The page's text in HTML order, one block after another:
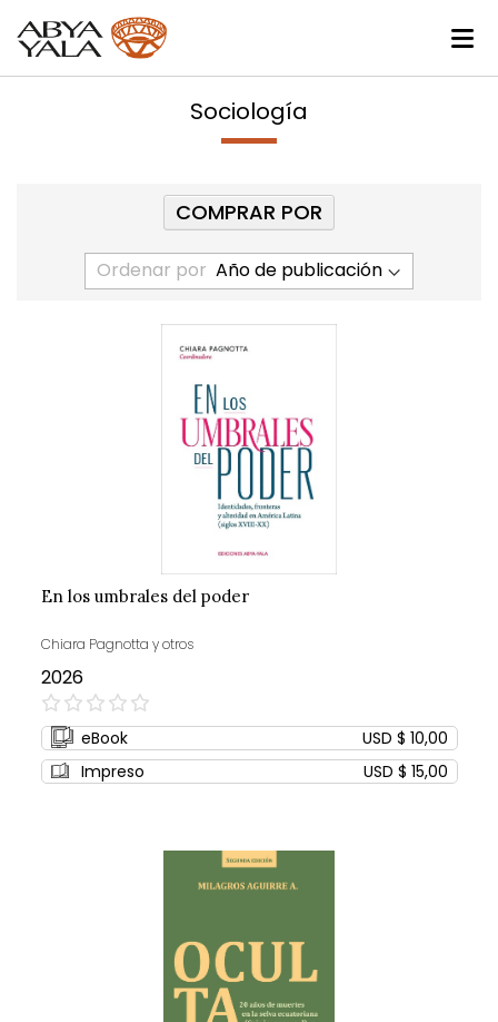
Sociología
Ordenar por
En los umbrales del poder
Chiara Pagnotta y otros
2026
0%
eBook
USD $ 10,00
Impreso
USD $ 15,00
COMPRAR POR